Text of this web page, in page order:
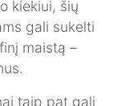
kiekiui, šių
gali sukelti
maistą –
taip pat gali